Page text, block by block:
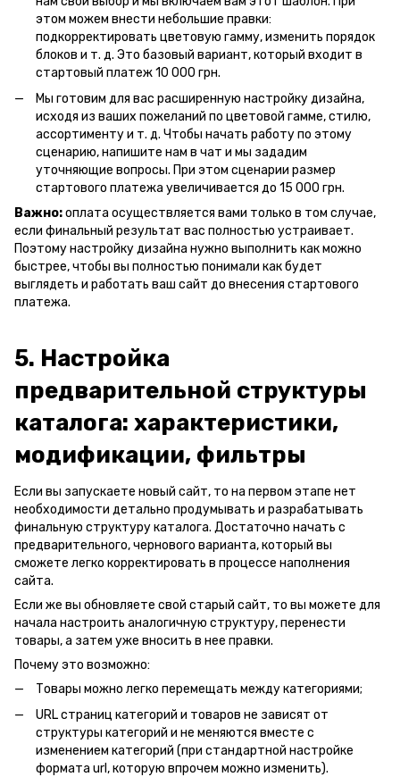
этом можем внести небольшие правки:
подкорректировать цветовую гамму, изменить порядок
блоков и т. д. Это базовый вариант, который входит в
стартовый платеж 10 000 грн.
Мы готовим для вас расширенную настройку дизайна,
исходя из ваших пожеланий по цветовой гамме, стилю,
ассортименту и т. д. Чтобы начать работу по этому
сценарию, напишите нам в чат и мы зададим
уточняющие вопросы. При этом сценарии размер
стартового платежа увеличивается до 15 000 грн.
Важно:оплата осуществляется вами только в том случае,
если финальный результат вас полностью устраивает.
Поэтому настройку дизайна нужно выполнить как можно
быстрее, чтобы вы полностью понимали как будет
выглядеть и работать ваш сайт до внесения стартового
платежа.
5. Настройка
предварительной структуры
каталога: характеристики,
модификации, фильтры
Если вы запускаете новый сайт, то на первом этапе нет
необходимости детально продумывать и разрабатывать
финальную структуру каталога. Достаточно начать с
предварительного, чернового варианта, который вы
сможете легко корректировать в процессе наполнения
сайта.
Если же вы обновляете свой старый сайт, то вы можете для
начала настроить аналогичную структуру, перенести
товары, а затем уже вносить в нее правки.
Почему это возможно:
Товары можно легко перемещать между категориями;
URL страниц категорий и товаров не зависят от
структуры категорий и не меняются вместе с
изменением категорий (при стандартной настройке
формата url, которую впрочем можно изменить).